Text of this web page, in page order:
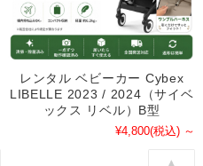
レンタル ベビーカー Cybex
LIBELLE 2023 / 2024（サイベ
ックス リベル）B型
¥4,800(税込) ～